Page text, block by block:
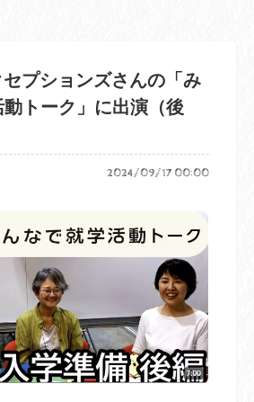
セプションズさんの「み
トーク」に出演（後
2024/09/17 00:00